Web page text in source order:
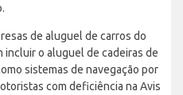
de aluguel de carros do
o aluguel de cadeiras de
sistemas de navegação por
com deficiência na Avis